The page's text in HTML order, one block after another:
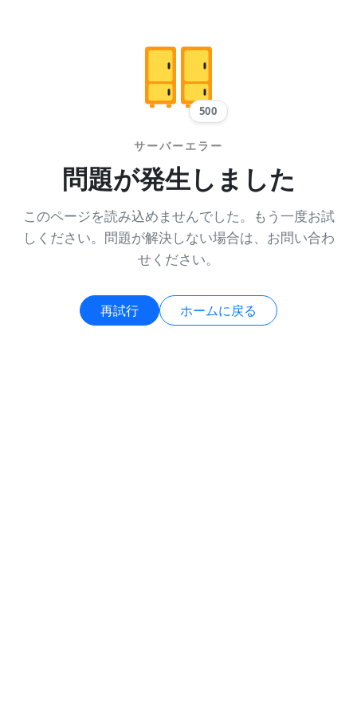
500
サーバーエラー
問題が発生しました
このページを読み込めませんでした。もう一度お試
しください。問題が解決しない場合は、お問い合わ
せください。
再試行 ホームに戻る